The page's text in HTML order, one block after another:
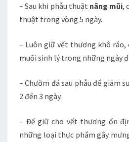
– Sau khi phẫu thuật nâng mũi,
thuật trong vòng 5 ngày.
– Luôn giữ vết thương khô ráo,
muối sinh lý trong những ngày
– Chườm đá sau phẫu để giảm
2 đến 3 ngày.
– Để giữ cho vết thương ổn
những loại thực phẩm gây